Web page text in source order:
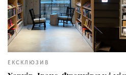
ЕКСКЛЮЗИВ